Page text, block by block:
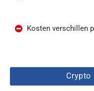
Kosten verschillen
Crypto